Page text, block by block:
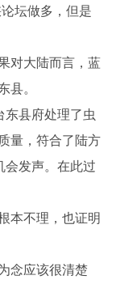
坛做多，但是
对大陆而言，蓝
县。
东县府处理了虫
量，符合了陆方
会发声。在此过
本不理，也证明
念应该很清楚